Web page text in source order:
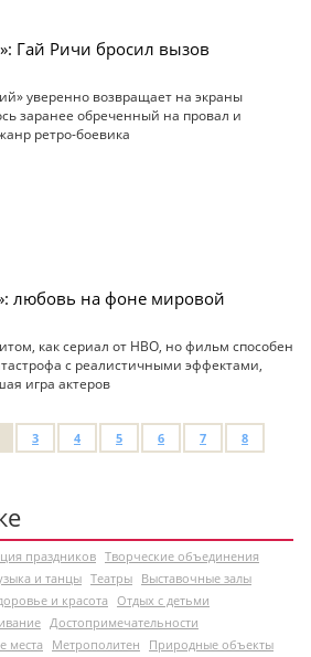
Гай Ричи бросил вызов
уверенно возвращает на экраны
заранее обреченный на провал и
ретро-боевика
любовь на фоне мировой
как сериал от HBO, но фильм способен
с реалистичными эффектами,
игра актеров
3 4 5 6 7
8
праздников Творческие объединения
и танцы Театры Выставочные залы
и красота Отдых с детьми
Достопримечательности
места Метрополитен Природные объекты